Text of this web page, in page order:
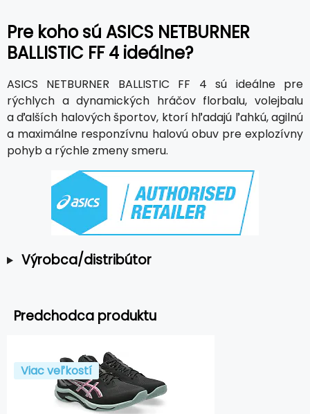
Pre koho sú ASICS NETBURNER
BALLISTIC FF 4 ideálne?
ASICS NETBURNER BALLISTIC FF 4 sú ideálne pre
rýchlych a dynamických hráčov florbalu, volejbalu
a ďalších halových športov, ktorí hľadajú ľahkú, agilnú
a maximálne responzívnu halovú obuv pre explozívny
pohyb a rýchle zmeny smeru.
Výrobca/distribútor
Predchodca produktu
Viac veľkostí